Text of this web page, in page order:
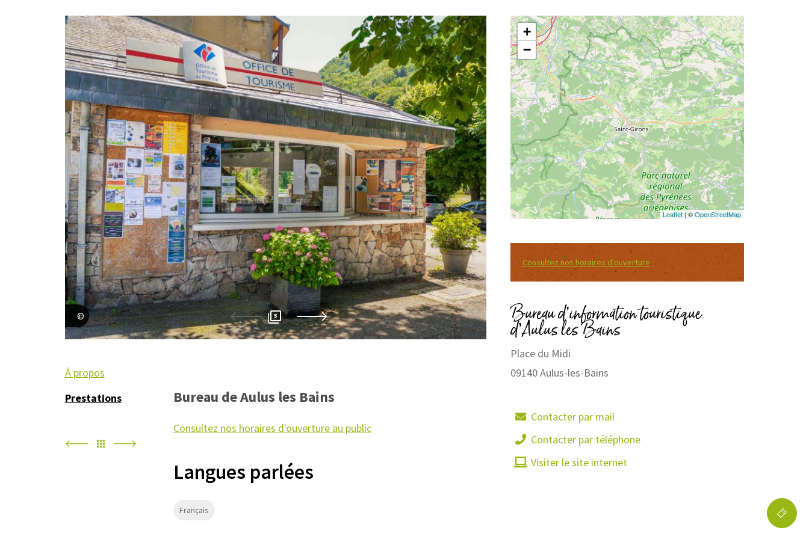
S.Ozolins S.Ozolins
5
À propos
Prestations
Bureau de Aulus les Bains
Consultez nos horaires d'ouverture au public
Langues parlées
Français
+
−
Leaflet | ©OpenStreetMap
Consultez nos horaires d'ouverture
Bureau d’information touristique
d’Aulus les Bains
Place du Midi
09140Aulus-les-Bains
Contacter par mail
Contacter par téléphone
Visiter le site internet